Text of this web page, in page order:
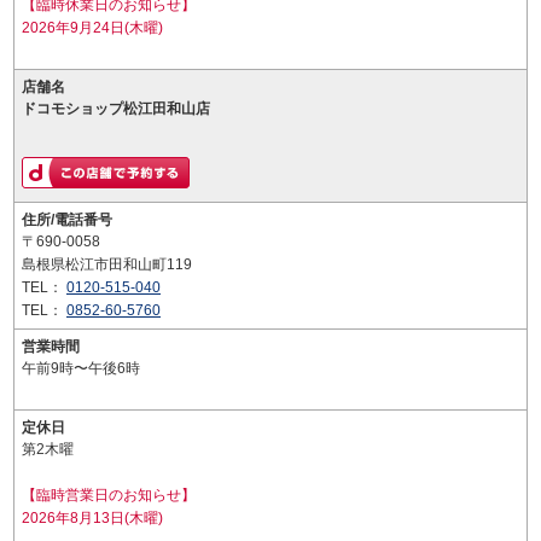
【臨時休業日のお知らせ】
2026年9月24日(木曜)
店舗名
ドコモショップ松江田和山店
住所/電話番号
〒690-0058
島根県松江市田和山町119
TEL： 0120-515-040
TEL： 0852-60-5760
営業時間
午前9時〜午後6時
定休日
第2木曜
【臨時営業日のお知らせ】
2026年8月13日(木曜)